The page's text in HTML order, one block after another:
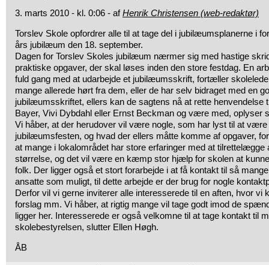
3. marts 2010 - kl. 0:06 - afHenrik Christensen (web-redaktør)
Torslev Skole opfordrer alle til at tage del i jubilæumsplanerne i
års jubilæum den 18. september.
Dagen for Torslev Skoles jubilæum nærmer sig med hastige
praktiske opgaver, der skal løses inden den store festdag. En
fuld gang med at udarbejde et jubilæumsskrift, fortæller
mange allerede hørt fra dem, eller de har selv bidraget med en
jubilæumsskriftet, ellers kan de sagtens nå at rette henvendelse
Bayer, Vivi Dybdahl eller Ernst Beckman og være med, oplyser
Vi håber, at der herudover vil være nogle, som har lyst til at være
jubilæumsfesten, og hvad der ellers måtte komme af opgaver,
at mange i lokalområdet har store erfaringer med at tilrettelægge
størrelse, og det vil være en kæmp stor hjælp for skolen at
folk. Der ligger også et stort forarbejde i at få kontakt til så
ansatte som muligt, til dette arbejde er der brug for nogle
Derfor vil vi gerne inviterer alle interesserede til en aften, hvor vi
forslag mm. Vi håber, at rigtig mange vil tage godt imod de
ligger her. Interesserede er også velkomne til at tage kontakt til
skolebestyrelsen, slutter Ellen Høgh.
ÅB